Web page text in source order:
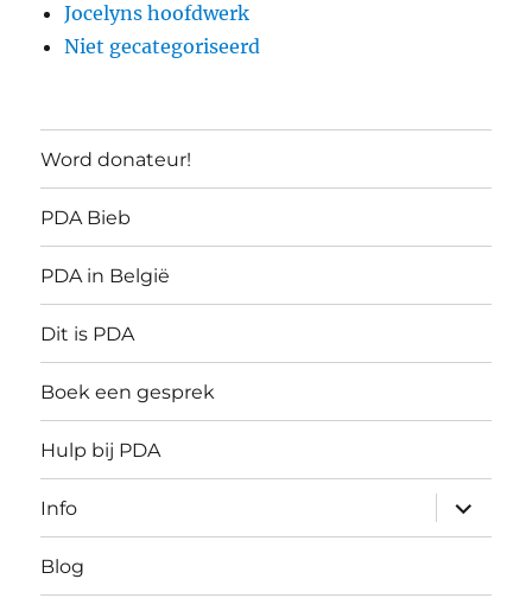
Jocelyns hoofdwerk
Niet gecategoriseerd
Word donateur!
PDA Bieb
PDA in België
Dit is PDA
Boek een gesprek
Hulp bij PDA
Info
Blog